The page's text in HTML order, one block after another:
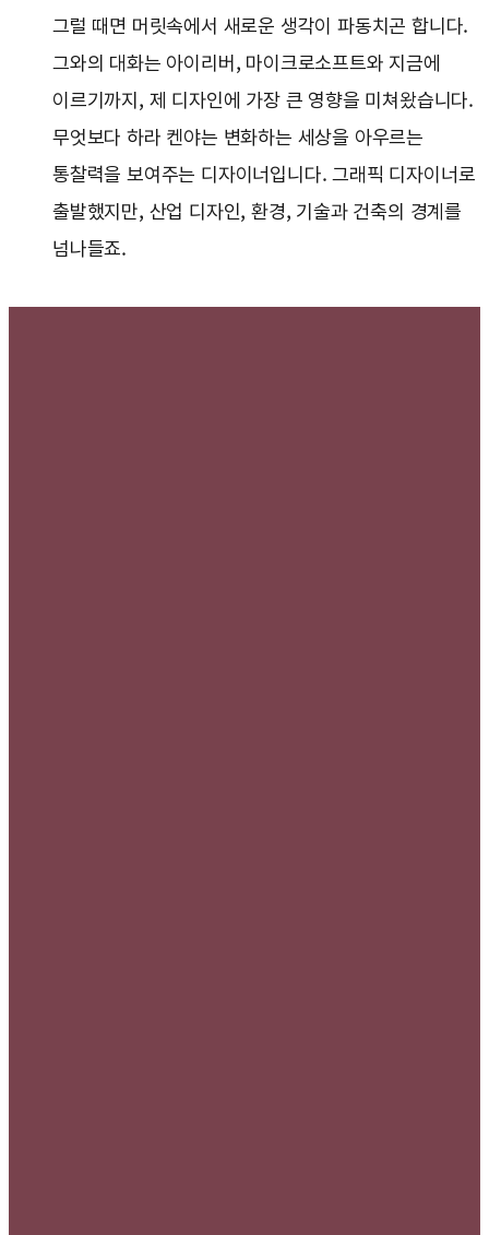
그럴 때면 머릿속에서 새로운 생각이 파동치곤 합니다.
그와의 대화는 아이리버, 마이크로소프트와 지금에
이르기까지, 제 디자인에 가장 큰 영향을 미쳐왔습니다.
무엇보다 하라 켄야는 변화하는 세상을 아우르는
통찰력을 보여주는 디자이너입니다. 그래픽 디자이너로
출발했지만, 산업 디자인, 환경, 기술과 건축의 경계를
넘나들죠.